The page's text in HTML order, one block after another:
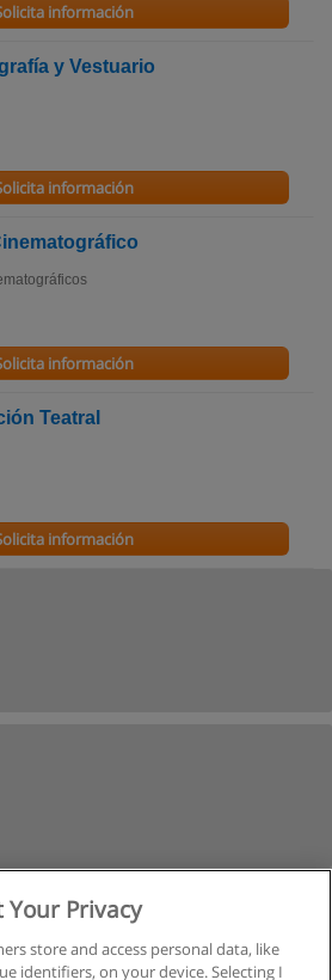
información
y Vestuario
información
información
Teatral
información
Your Privacy
store and access personal data, like
identifiers, on your device. Selecting I